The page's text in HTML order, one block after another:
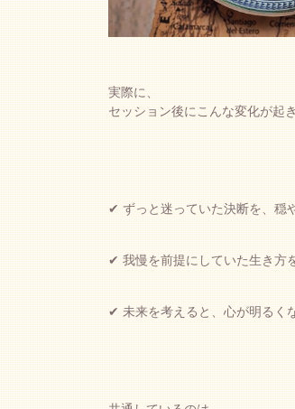
実際に、
セッション後にこんな変化が起
✔ ずっと迷っていた決断を、穏
✔ 我慢を前提にしていた生き方
✔ 未来を考えると、心が明るく